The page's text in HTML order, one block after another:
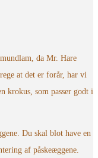
da Mr. Hare
at det er forår, har vi
krokus, som passer godt i
Du skal blot have en
af påskeæggene.